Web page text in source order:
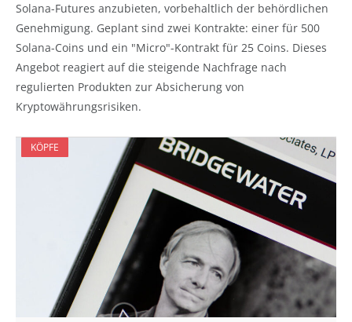
Solana-Futures anzubieten, vorbehaltlich der behördlichen
Genehmigung. Geplant sind zwei Kontrakte: einer für 500
Solana-Coins und ein "Micro"-Kontrakt für 25 Coins. Dieses
Angebot reagiert auf die steigende Nachfrage nach
regulierten Produkten zur Absicherung von
Kryptowährungsrisiken.
KÖPFE